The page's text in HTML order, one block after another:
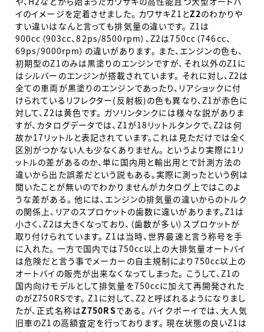
イのイメージを定着させました。 カワサキZ1とZ2のわかりや
すい違いはなんと言っても排気量の違いです。 Z1は
900cc（903cc、82ps/8500rpm）、Z2は750cc（746cc、
69ps/9000rpm）の違いがあります。 また、エンジンの色も、
初期型のZ1のみは黒塗りのエンジンですが、それ以外のZ1に
はシルバーのエンジンが搭載されています。 それに対し、Z2は
全ての車両が黒塗りのエンジンであったり、リアショックに付
けられているリフレクター(反射板)の色も異なり、Z1が赤色に
対して、Z2は黄色です。 ガソリンタンクには様々な説がありま
すが、カタログデータでは、Z1が18リットルタンクで、Z2は何
故か17リットルと表記されています。これは見ただけでは全く
区別がつかない人も少なくありません。 というより実際に1リ
ットルの差があるのか、単に国内用と輸出用とで計測方法の
違いから出た誤差だという説もある。実際に測ったという例は
聞いたことが無いのでわかりませんがカタログ上ではこのよ
うな差がある。 他には、エンジンの排気量の違いからのトルク
の関係上、リアのスプロケットの歯数に違いがあります。Z1は
小さく、Z2は大きくなっており、（歯数が多い）スプロケットが
取り付けられています。 Z1は当時、世界最速と言う称号を手
に入れた。 一方で国内では750cc以上の大排気量オートバイ
は危険だと言う事でメーカーの自主規制により750cc以上の
オートバイの販売が出来なくなってしまった。 こうして、Z1の
国内向けモデルとして排気量を750ccに加えて再開発された
のがZ750RSです。 Z1に対して、Z2と呼ばれるようになりまし
たが、正式名称はZ750RSである。 バイクボーイでは、大人気
旧車のZ1の高額査定を行っております。 現在状態の良いZ1は